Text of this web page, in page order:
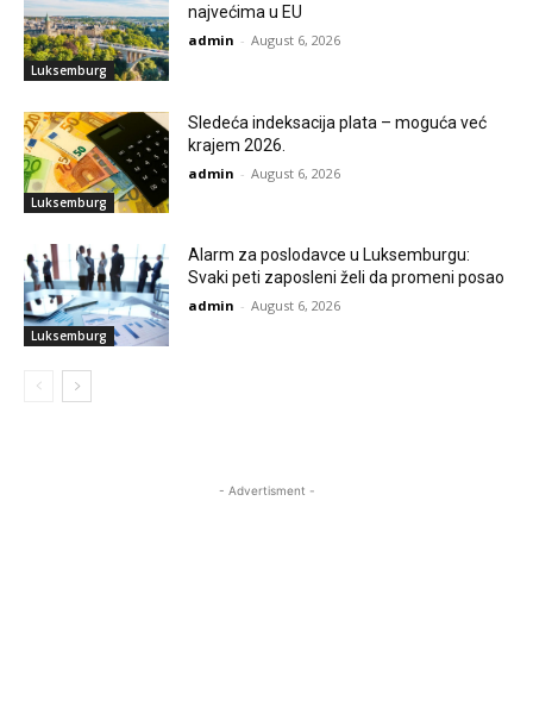
Luksemburg
najvećima u EU
admin - August 6, 2026
Luksemburg
Sledeća indeksacija plata – moguća već
krajem 2026.
admin - August 6, 2026
Luksemburg
Alarm za poslodavce u Luksemburgu:
Svaki peti zaposleni želi da promeni posao
admin - August 6, 2026
- Advertisment -